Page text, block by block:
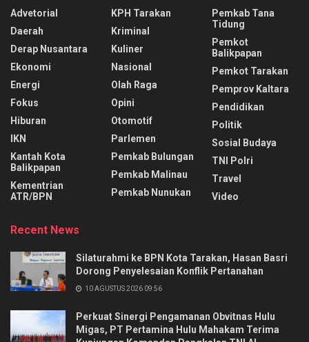
Advetorial
Daerah
Derap Nusantara
Ekonomi
Energi
Fokus
Hiburan
IKN
Kantah Kota
Balikpapan
Kementrian
ATR/BPN
KPH Tarakan
Kriminal
Kuliner
Nasional
Olah Raga
Opini
Otomotif
Parlemen
Pemkab Bulungan
Pemkab Malinau
Pemkab Nunukan
Pemkab Tana
Tidung
Pemkot
Balikpapan
Pemkot Tarakan
Pemprov Kaltara
Pendidikan
Politik
Sosial Budaya
TNI Polri
Travel
Video
Recent News
Silaturahmi ke BPN Kota Tarakan, Hasan Basri
Dorong Penyelesaian Konflik Pertanahan
10 AGUSTUS 2026 09:56
Perkuat Sinergi Pengamanan Obvitnas Hulu
Migas, PT Pertamina Hulu Mahakam Terima